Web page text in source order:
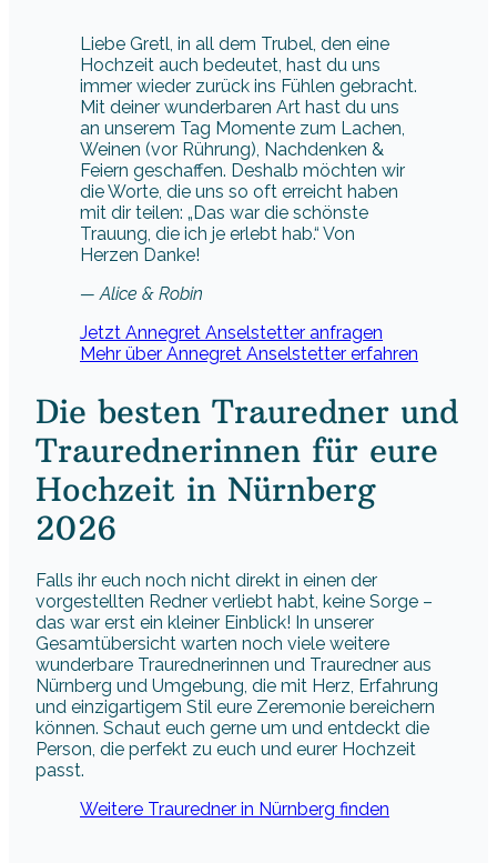
Liebe Gretl, in all dem Trubel, den eine
Hochzeit auch bedeutet, hast du uns
immer wieder zurück ins Fühlen gebracht.
Mit deiner wunderbaren Art hast du uns
an unserem Tag Momente zum Lachen,
Weinen (vor Rührung), Nachdenken &
Feiern geschaffen. Deshalb möchten wir
die Worte, die uns so oft erreicht haben
mit dir teilen: „Das war die schönste
Trauung, die ich je erlebt hab.“ Von
Herzen Danke!
— Alice & Robin
Jetzt Annegret Anselstetter anfragen
Mehr über Annegret Anselstetter erfahren
Die besten Trauredner und
Traurednerinnen für eure
Hochzeit in Nürnberg
2026
Falls ihr euch noch nicht direkt in einen der
vorgestellten Redner verliebt habt, keine Sorge –
das war erst ein kleiner Einblick! In unserer
Gesamtübersicht warten noch viele weitere
wunderbare Traurednerinnen und Trauredner aus
Nürnberg und Umgebung, die mit Herz, Erfahrung
und einzigartigem Stil eure Zeremonie bereichern
können. Schaut euch gerne um und entdeckt die
Person, die perfekt zu euch und eurer Hochzeit
passt.
Weitere Trauredner in Nürnberg finden